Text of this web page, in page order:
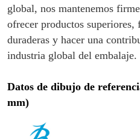
global, nos mantenemos
ofrecer productos superiores,
duraderas y hacer una
industria global del embalaje.
Datos de dibujo de
mm)